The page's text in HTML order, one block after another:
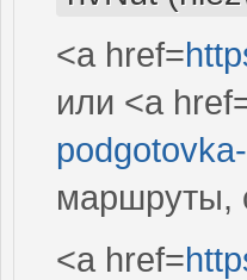
<a href=
или <a
маршруты,
<a href=